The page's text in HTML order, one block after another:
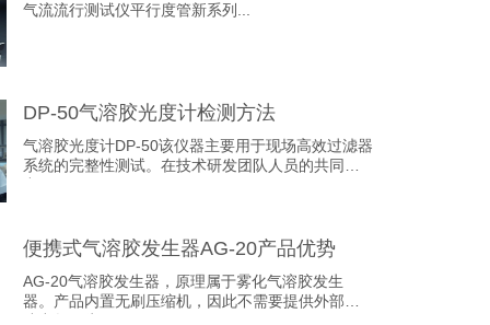
气流流行测试仪平行度管新系列...
DP-50气溶胶光度计检测方法
气溶胶光度计DP-50该仪器主要用于现场高效过滤器
系统的完整性测试。在技术研发团队人员的共同努
便携式气溶胶发生器AG-20产品优势
AG-20气溶胶发生器，原理属于雾化气溶胶发生
器。产品内置无刷压缩机，因此不需要提供外部压